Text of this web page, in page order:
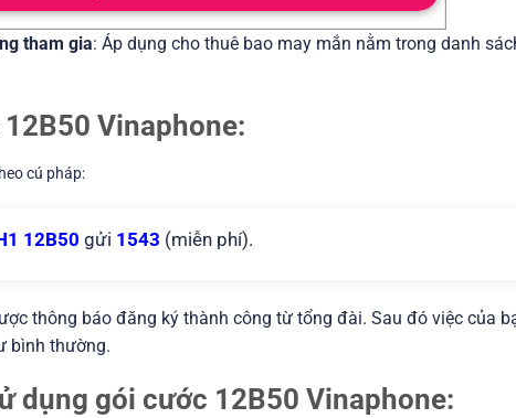
tham gia: Áp dụng cho thuê bao may mắn nằm trong danh
Vinaphone:
cú pháp:
12B50 gửi 1543 (miễn phí).
thông báo đăng ký thành công từ tổng đài. Sau đó việc của
bình thường.
dụng gói cước 12B50 Vinaphone: